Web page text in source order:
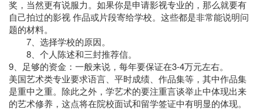
奖，当然更有说服力。如果你是申请影视专业的，那么就要有
自己拍过的影视 作品或片段寄给学校。这些都是非常能说明问
题的材料。
7、选择学校的原因。
8、个人陈述和三封推荐信。
9、足够的资金：一般来说，每年要保证在3-4万元左右。
美国艺术类专业要求语言、平时成绩、作品集等，其中作品集
是重中之重。除此之外，学艺术的要注重言谈举止中体现出来
的艺术修养，这点将在院校面试和留学签证中有明显的体现。